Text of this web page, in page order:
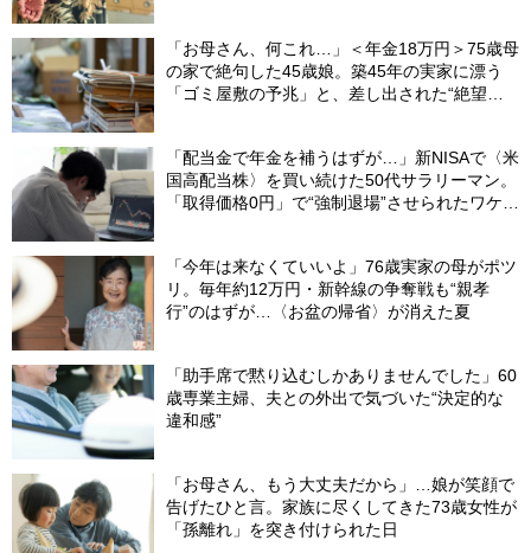
「お母さん、何これ…」＜年金18万円＞75歳母
の家で絶句した45歳娘。築45年の実家に漂う
「ゴミ屋敷の予兆」と、差し出された“絶望の
「配当金で年金を補うはずが…」新NISAで〈米
国高配当株〉を買い続けた50代サラリーマン。
「取得価格0円」で“強制退場”させられたワケ
「今年は来なくていいよ」76歳実家の母がポツ
リ。毎年約12万円・新幹線の争奪戦も“親孝
行”のはずが…〈お盆の帰省〉が消えた夏
「助手席で黙り込むしかありませんでした」60
歳専業主婦、夫との外出で気づいた“決定的な
違和感”
「お母さん、もう大丈夫だから」…娘が笑顔で
告げたひと言。家族に尽くしてきた73歳女性が
「孫離れ」を突き付けられた日